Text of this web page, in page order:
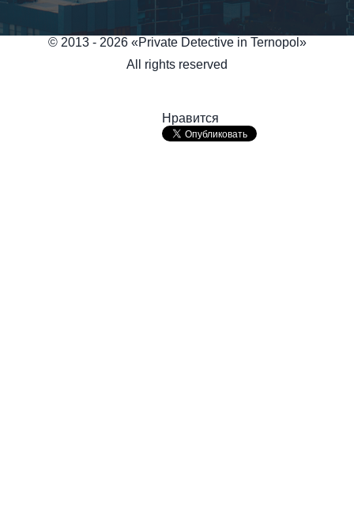
© 2013 - 2026 «Private Detective in Ternopol»
All rights reserved
Нравится